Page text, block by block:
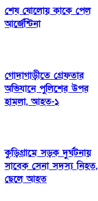
শেষ ষোলোয় কাকে পেল
আর্জেন্টিনা
গোদাগাড়ীতে গ্রেফতার
অভিযানে পুলিশের উপর
হামলা, আহত-১
কুড়িগ্রামে সড়ক দুর্ঘটনায়
সাবেক সেনা সদস্য নিহত,
ছেলে আহত